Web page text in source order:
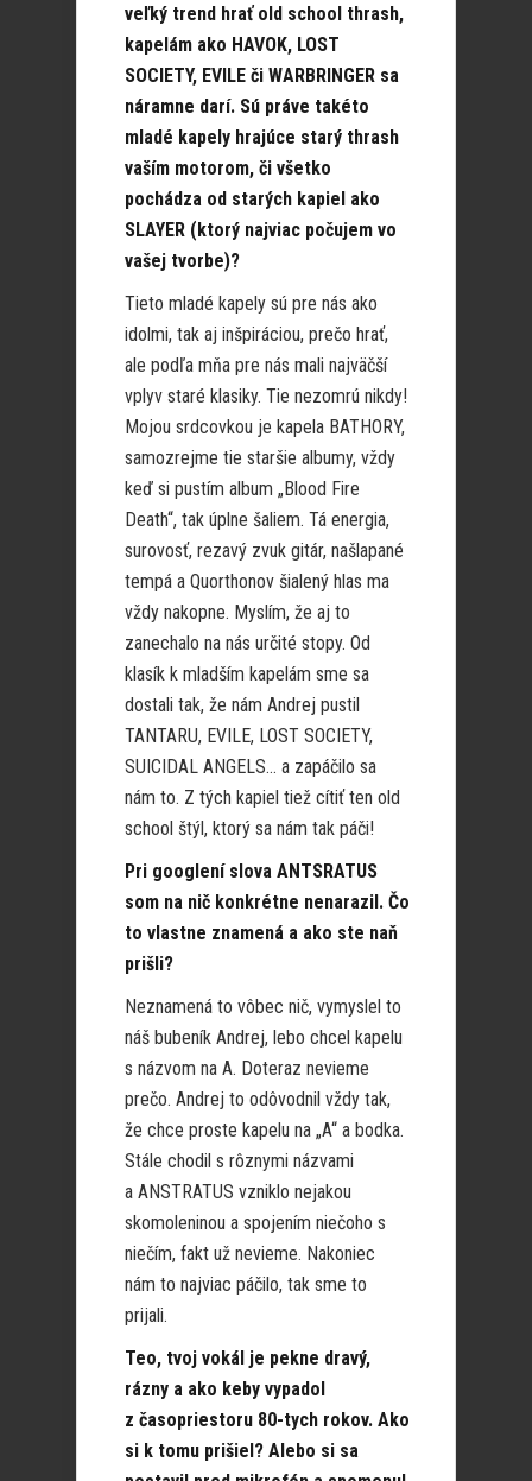
veľký trend hrať old school thrash,
kapelám ako HAVOK, LOST
SOCIETY, EVILE či WARBRINGER sa
náramne darí. Sú práve takéto
mladé kapely hrajúce starý thrash
vaším motorom, či všetko
pochádza od starých kapiel ako
SLAYER (ktorý najviac počujem vo
vašej tvorbe)?
Tieto mladé kapely sú pre nás ako
idolmi, tak aj inšpiráciou, prečo hrať,
ale podľa mňa pre nás mali najväčší
vplyv staré klasiky. Tie nezomrú nikdy!
Mojou srdcovkou je kapela BATHORY,
samozrejme tie staršie albumy, vždy
keď si pustím album „Blood Fire
Death“, tak úplne šaliem. Tá energia,
surovosť, rezavý zvuk gitár, našlapané
tempá a Quorthonov šialený hlas ma
vždy nakopne. Myslím, že aj to
zanechalo na nás určité stopy. Od
klasík k mladším kapelám sme sa
dostali tak, že nám Andrej pustil
TANTARU, EVILE, LOST SOCIETY,
SUICIDAL ANGELS… a zapáčilo sa
nám to. Z tých kapiel tiež cítiť ten old
school štýl, ktorý sa nám tak páči!
Pri googlení slova ANTSRATUS
som na nič konkrétne nenarazil. Čo
to vlastne znamená a ako ste naň
prišli?
Neznamená to vôbec nič, vymyslel to
náš bubeník Andrej, lebo chcel kapelu
s názvom na A. Doteraz nevieme
prečo. Andrej to odôvodnil vždy tak,
že chce proste kapelu na „A“ a bodka.
Stále chodil s rôznymi názvami
a ANSTRATUS vzniklo nejakou
skomoleninou a spojením niečoho s
niečím, fakt už nevieme. Nakoniec
nám to najviac páčilo, tak sme to
prijali.
Teo, tvoj vokál je pekne dravý,
rázny a ako keby vypadol
z časopriestoru 80-tych rokov. Ako
si k tomu prišiel? Alebo si sa